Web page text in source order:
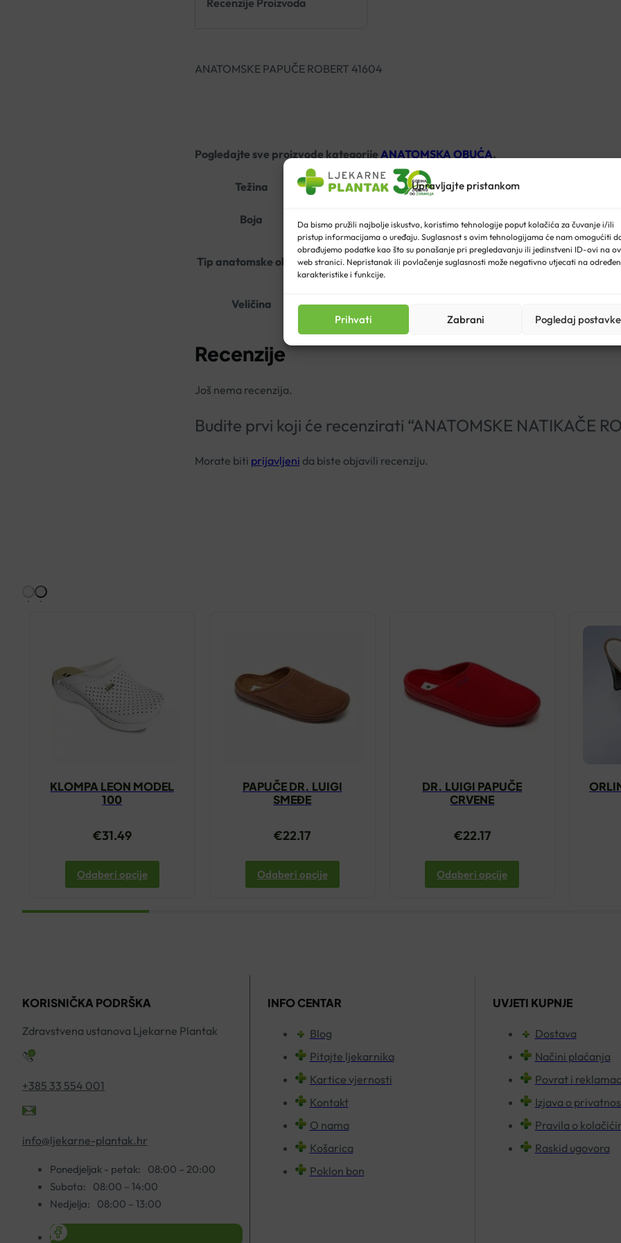
Upravljajte pristankom
Da bismo pružili najbolje iskustvo, koristimo tehnologije poput kolačića za čuvanje i/ili
pristup informacijama o uređaju. Suglasnost s ovim tehnologijama će nam omogućiti
obrađujemo podatke kao što su ponašanje pri pregledavanju ili jedinstveni ID-ovi na
web stranici. Nepristanak ili povlačenje suglasnosti može negativno utjecati na
karakteristike i funkcije.
Prihvati Zabrani Pogledaj postavke
Recenzije Proizvoda
ANATOMSKE PAPUČE ROBERT 41604
Pogledajte sve proizvode kategorije ANATOMSKA OBUĆA.
Težina 0.5 kg
Boja Plava, Siva
Tip anatomske obuće Anatomske natikače
Veličina 36, 37, 38, 39, 41
Recenzije
Još nema recenzija.
Budite prvi koji će recenzirati “ANATOMSKE NATIKAČE
Morate biti prijavljeni da biste objavili recenziju.
KLOMPA LEON MODEL
100
€31.49
Odaberi opcije
PAPUČE DR. LUIGI
SMEĐE
€22.17
Odaberi opcije
DR. LUIGI PAPUČE
CRVENE
€22.17
Odaberi opcije
KORISNIČKA PODRŠKA
Zdravstvena ustanova Ljekarne Plantak
+385 33 554 001
info@ljekarne-plantak.hr
Ponedjeljak - petak:
08:00 – 20:00
Subota:
08:00 – 14:00
Nedjelja:
08:00 – 13:00
INFO CENTAR
Blog
Pitajte ljekarnika
Kartice vjernosti
Kontakt
O nama
Košarica
Poklon bon
UVJETI KUPNJE
Dostava
Načini plaćanja
Povrat i
Izjava o
Pravila o
Raskid ugovora